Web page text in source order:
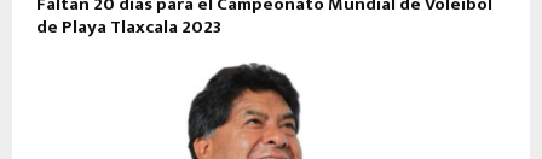
de Playa Tlaxcala 2023